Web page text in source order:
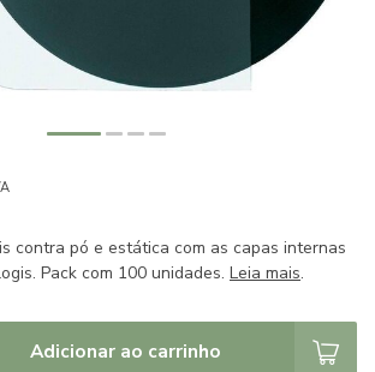
contra pó e estática com as capas internas
Pack com 100 unidades. Leia mais.
Adicionar ao carrinho